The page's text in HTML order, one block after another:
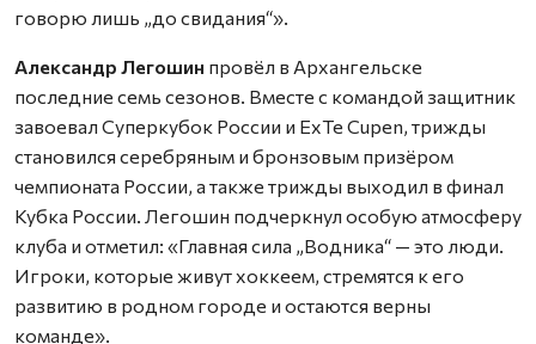
говорю лишь „до свидания“».
Александр Легошин провёл в Архангельске
последние семь сезонов. Вместе с командой защитник
завоевал Суперкубок России и ExTe Cupen, трижды
становился серебряным и бронзовым призёром
чемпионата России, а также трижды выходил в финал
Кубка России. Легошин подчеркнул особую атмосферу
клуба и отметил: «Главная сила „Водника“ — это люди.
Игроки, которые живут хоккеем, стремятся к его
развитию в родном городе и остаются верны
команде».